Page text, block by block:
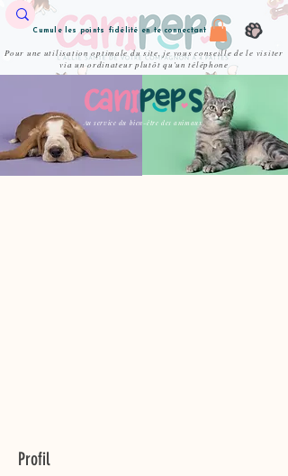
Cumule les points fidélité en te connectant
Pour une utilisation optimale du site, je vous conseille de le visiter
via un ordinateur plutôt qu'un téléphone
Au service du bien-être des animaux
Profil